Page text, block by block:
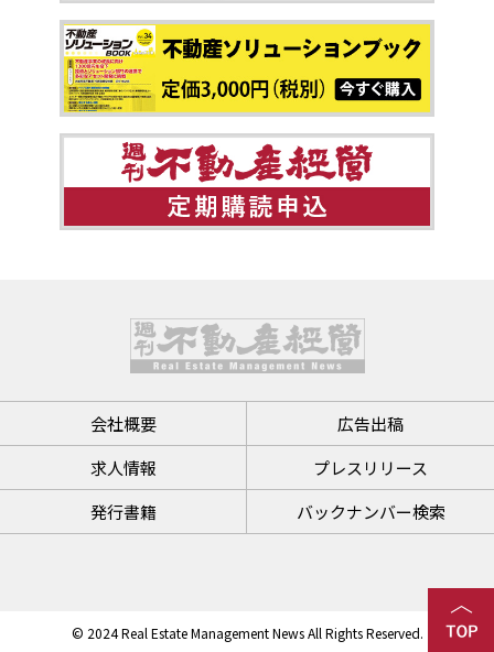
会社概要
広告出稿
求人情報
プレスリリース
発行書籍
バックナンバー検索
© 2024 Real Estate Management News All Rights Reserved.